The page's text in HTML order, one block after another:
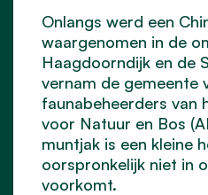
Onlangs werd een
waargenomen in de
Haagdoorndijk en de
vernam de gemeente
faunabeheerders van
voor Natuur en Bos
muntjak is een kleine
oorspronkelijk niet in
voorkomt.